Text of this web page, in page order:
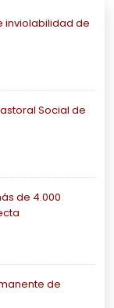
inviolabilidad de
Social de
de 4.000
de